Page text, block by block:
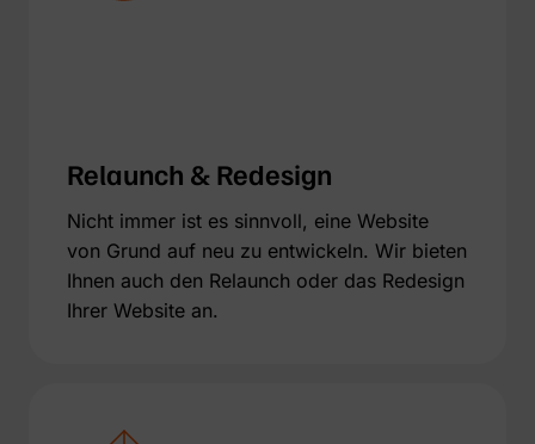
Relaunch & Redesign
Nicht immer ist es sinnvoll, eine Website
von Grund auf neu zu entwickeln. Wir bieten
Ihnen auch den Relaunch oder das Redesign
Ihrer Website an.